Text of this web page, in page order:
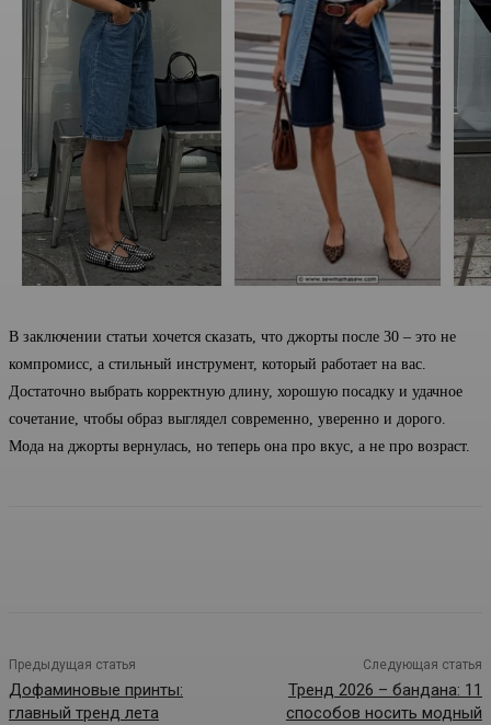
В заключении статьи хочется сказать, что джорты после 30 – это не
компромисс, а стильный инструмент, который работает на вас.
Достаточно выбрать корректную длину, хорошую посадку и удачное
сочетание, чтобы образ выглядел современно, уверенно и дорого.
Мода на джорты вернулась, но теперь она про вкус, а не про возраст.
Предыдущая статья
Дофаминовые принты:
главный тренд лета
Следующая статья
Тренд 2026 – бандана: 11
способов носить модный